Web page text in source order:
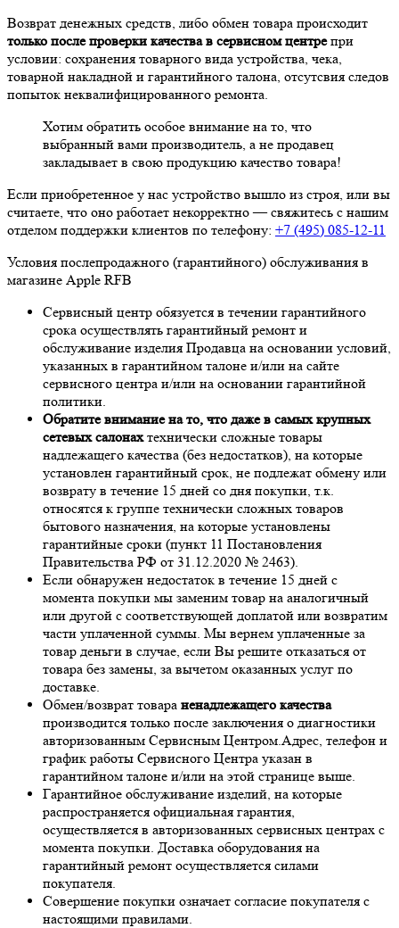
Возврат денежных средств, либо обмен товара происходит
только после проверки качества в сервисном центрепри
условии: сохранения товарного вида устройства, чека,
товарной накладной и гарантийного талона, отсутсвия следов
попыток неквалифицированного ремонта.
Хотим обратить особое внимание на то, что
выбранный вами производитель, а не продавец
закладывает в свою продукцию качество товара!
Если приобретенное у нас устройство вышло из строя, или вы
считаете, что оно работает некорректно — свяжитесь с нашим
отделом поддержки клиентов по телефону: +7 (495) 085-12-11
Условия послепродажного (гарантийного) обслуживания в
магазине Apple RFB
Сервисный центр обязуется в течении гарантийного
срока осуществлять гарантийный ремонт и
обслуживание изделия Продавца на основании условий,
указанных в гарантийном талоне и/или на сайте
сервисного центра и/или на основании гарантийной
политики.
Обратите внимание на то, что даже в самых крупных
сетевых салонахтехнически сложные товары
надлежащего качества (без недостатков), на которые
установлен гарантийный срок, не подлежат обмену или
возврату в течение 15 дней со дня покупки, т.к.
относятся к группе технически сложных товаров
бытового назначения, на которые установлены
гарантийные сроки (пункт 11 Постановления
Правительства РФ от 31.12.2020 № 2463).
Если обнаружен недостаток в течение 15 дней с
момента покупки мы заменим товар на аналогичный
или другой с соответствующей доплатой или возвратим
части уплаченной суммы. Мы вернем уплаченные за
товар деньги в случае, если Вы решите отказаться от
товара без замены, за вычетом оказанных услуг по
доставке.
Обмен/возврат товара ненадлежащего качества
производится только после заключения о диагностики
авторизованным Сервисным Центром.Адрес, телефон и
график работы Сервисного Центра указан в
гарантийном талоне и/или на этой странице выше.
Гарантийное обслуживание изделий, на которые
распространяется официальная гарантия,
осуществляется в авторизованных сервисных центрах с
момента покупки. Доставка оборудования на
гарантийный ремонт осуществляется силами
покупателя.
Совершение покупки означает согласие покупателя с
настоящими правилами.